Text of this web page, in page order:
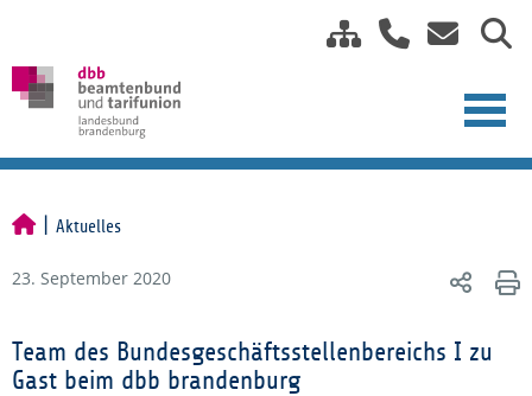
Aktuelles
23. September 2020
Team des Bundesgeschäftsstellenbereichs I zu
Gast beim dbb brandenburg